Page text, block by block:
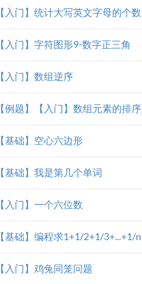
【入门】统计大写英文字母的个数
【入门】字符图形9-数字正三角
【入门】数组逆序
【例题】【入门】数组元素的排序
【基础】空心六边形
【基础】我是第几个单词
【入门】一个六位数
【基础】编程求1+1/2+1/3+...+1/n
【入门】鸡兔同笼问题